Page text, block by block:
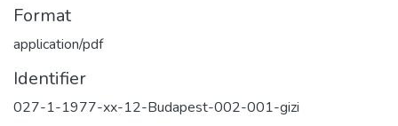
Format
application/pdf
Identifier
027-1-1977-xx-12-Budapest-002-001-gizi